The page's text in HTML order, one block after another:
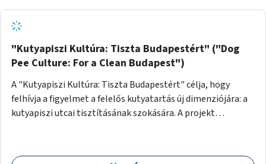
"Kutyapiszi Kultúra: Tiszta Budapestért" ("Dog
Pee Culture: For a Clean Budapest")
A "Kutyapiszi Kultúra: Tiszta Budapestért" célja, hogy
felhívja a figyelmet a felelős kutyatartás új dimenziójára: a
kutyapiszi utcai tisztításának szokására. A projekt
palack vízzel öblítsék le azt, ezzel hozzájárulva a tiszta,